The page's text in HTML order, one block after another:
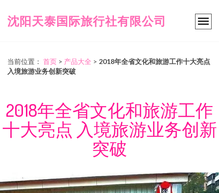
沈阳天泰国际旅行社有限公司
当前位置： 首页 > 产品大全 > 2018年全省文化和旅游工作十大亮点
入境旅游业务创新突破
2018年全省文化和旅游工作
十大亮点 入境旅游业务创新
突破